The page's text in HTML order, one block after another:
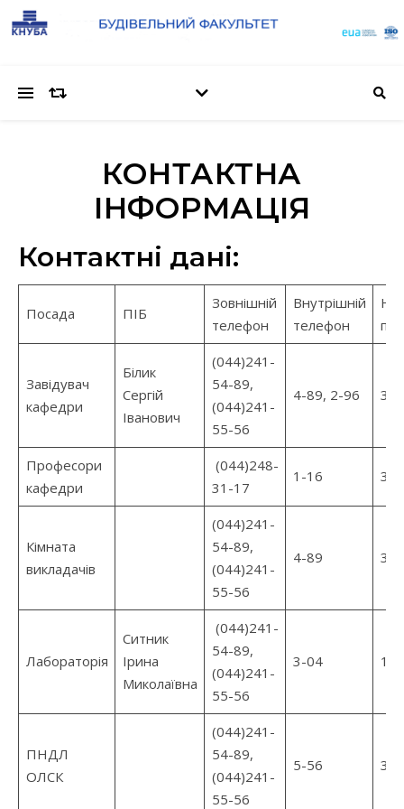
КОНТАКТНА
ІНФОРМАЦІЯ
Контактні дані:
Посада ПІБ
Зовнішній
телефон
Внутрішній
телефон
Завідувач
кафедри
Білик
Сергій
Іванович
(044)241-
54-89,
(044)241-
55-56
4-89, 2-96 307
Професори
кафедри
(044)248-
31-17
1-16 305
Кімната
викладачів
(044)241-
54-89,
(044)241-
55-56
4-89 309
Лабораторія
Ситник
Ірина
Миколаївна
(044)241-
54-89,
(044)241-
55-56
3-04 12
ПНДЛ
ОЛСК
(044)241-
54-89,
(044)241-
55-56
5-56 303